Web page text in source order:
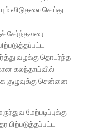
விடுதலை செய்து
சேர்ந்தவரை
வழக்கு தொடர்ந்த
கலந்தாய்வில்
குழுவுக்கு சென்னை
மேற்படிப்புக்கு
பிற்படுத்தப்பட்ட